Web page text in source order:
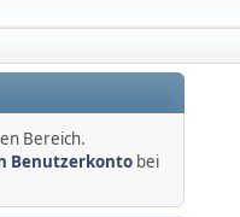
Bereich.
Benutzerkontobei